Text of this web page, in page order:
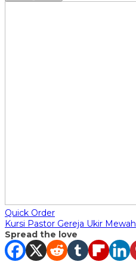
Quick Order
Kursi Pastor Gereja Ukir Mewah
Spread the love